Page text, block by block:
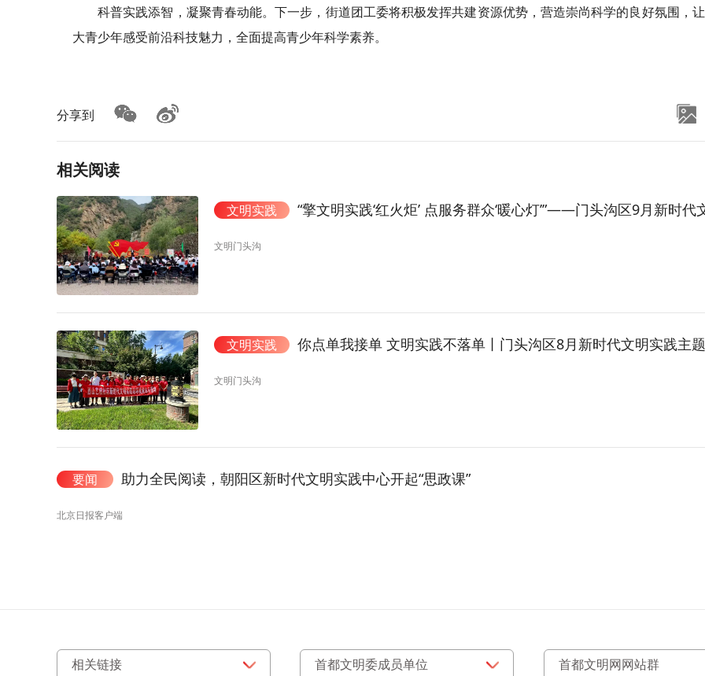
科普实践添智，凝聚青春动能。下一步，街道团工委将积极发挥共建资源优势，营造崇尚科学的良好氛围，
大青少年感受前沿科技魅力，全面提高青少年科学素养。
分享到
相关阅读
文明实践 “擎文明实践‘红火炬’ 点服务群众‘暖心灯’”——门头沟区9月新时代文明实践主题推动日活动火热开
文明门头沟
文明实践 你点单我接单 文明实践不落单丨门头沟区8月新时代文明实践主题推动日圆满
文明门头沟
要闻 助力全民阅读，朝阳区新时代文明实践中心开起“思政课”
北京日报客户端